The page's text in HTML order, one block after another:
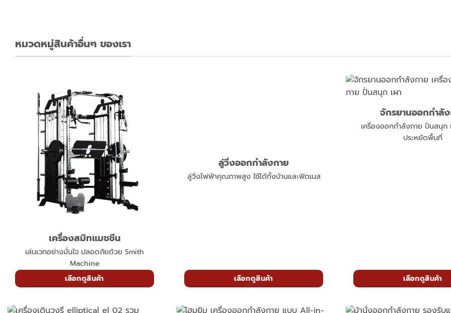
หมวดหมู่สินค้าอื่นๆ ของเรา
เครื่องสมิทแมชชีน
เล่นเวทอย่างมั่นใจ ปลอดภัยด้วย Smith
Machine
เลือกดูสินค้า เลือกดูสินค้า
จักรยานออกกำลั
เครื่องออกกำลังกาย ปั่นสนุก
ประหยัดพื้นที่
เลือกดูสินค้า